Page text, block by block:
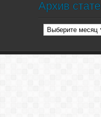
Архив
Архив
статей